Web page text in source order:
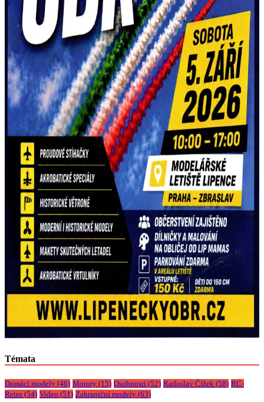
Témata
Domácí modely (46) Motory (15) Osobnosti (52) Radoslav Čížek (58) RC-
Retro (54) Video (51) Zahraniční modely (63)